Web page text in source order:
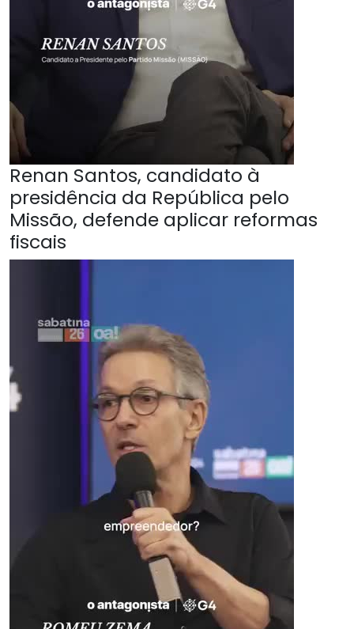
Renan Santos, candidato à
presidência da República pelo
Missão, defende aplicar reformas
fiscais